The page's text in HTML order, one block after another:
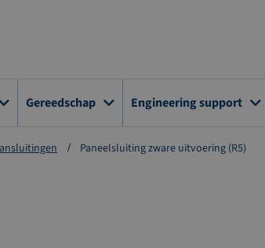
Gereedschap Engineering support
Paneelsluiting zware uitvoering (R5)